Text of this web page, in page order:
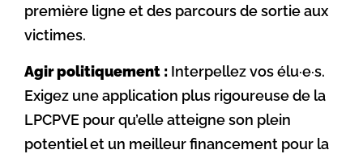
première ligne et des parcours de sortie aux
victimes.
Agir politiquement : Interpellez vos élu·e·s.
Exigez une application plus rigoureuse de la
LPCPVE pour qu’elle atteigne son plein
potentiel et un meilleur financement pour la